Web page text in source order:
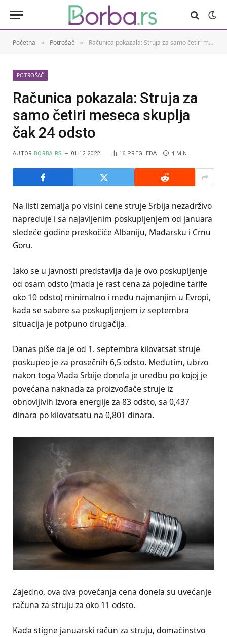
Početna » Potrošač » Računica pokazala: Struja za samo četiri meseca skuplja čak 24 odsto
POTROŠAČ
Računica pokazala: Struja za
samo četiri meseca skuplja
čak 24 odsto
AUTOR BORBA.RS 01.12.2022. 16 PREGLEDA 4 MIN.
Na listi zemalja po visini cene struje Srbija nezadrživo
napreduje i sa najavljenim poskupljenjem od januara
sledeće godine preskočiće Albaniju, Mađarsku i Crnu
Goru.
Iako se u javnosti predstavlja da je ovo poskupljenje
od osam odsto (mada je rast cena za pojedine tarife
oko 10 odsto) minimalno i među najmanjim u Evropi,
kada se sabere sa poskupljenjem iz septembra
situacija je potpuno drugačija.
Danas piše da je od 1. septembra kilovatsat struje
poskupeo je za prosečnih 6,5 odsto. Međutim, ubrzo
nakon toga Vlada Srbije donela je uredbu po kojoj je
povećana naknada za proizvođače struje iz
obnovljivih izvora energije za 83 odsto, sa 0,437
dinara po kilovatsatu na 0,801 dinara.
Zajedno, ova dva povećanja cena donela su uvećanje
računa za struju za oko 11 odsto.
Kada stigne januarski račun za struju, domaćinstvo